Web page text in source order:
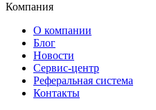
Компания
О компании
Блог
Новости
Сервис-центр
Реферальная система
Контакты